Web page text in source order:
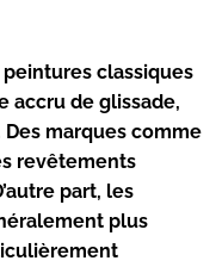
classiques
accru de glissade,
marques comme
revêtements
part, les
plus